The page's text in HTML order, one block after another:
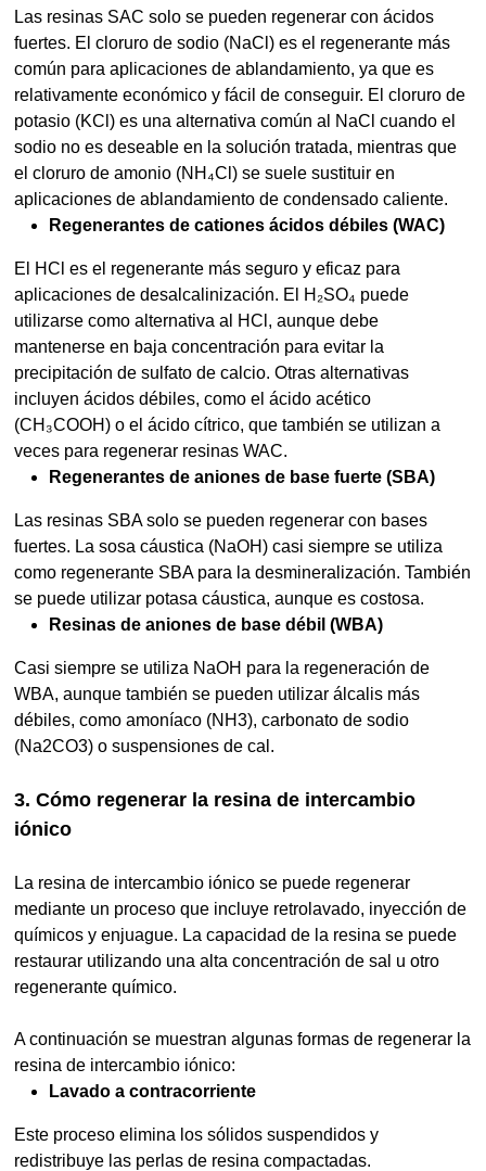
Las resinas SAC solo se pueden regenerar con ácidos
fuertes. El cloruro de sodio (NaCl) es el regenerante más
común para aplicaciones de ablandamiento, ya que es
relativamente económico y fácil de conseguir. El cloruro de
potasio (KCl) es una alternativa común al NaCl cuando el
sodio no es deseable en la solución tratada, mientras que
el cloruro de amonio (NH₄Cl) se suele sustituir en
aplicaciones de ablandamiento de condensado caliente.
Regenerantes de cationes ácidos débiles (WAC)
El HCl es el regenerante más seguro y eficaz para
aplicaciones de desalcalinización. El H₂SO₄ puede
utilizarse como alternativa al HCl, aunque debe
mantenerse en baja concentración para evitar la
precipitación de sulfato de calcio. Otras alternativas
incluyen ácidos débiles, como el ácido acético
(CH₃COOH) o el ácido cítrico, que también se utilizan a
veces para regenerar resinas WAC.
Regenerantes de aniones de base fuerte (SBA)
Las resinas SBA solo se pueden regenerar con bases
fuertes. La sosa cáustica (NaOH) casi siempre se utiliza
como regenerante SBA para la desmineralización. También
se puede utilizar potasa cáustica, aunque es costosa.
Resinas de aniones de base débil (WBA)
Casi siempre se utiliza NaOH para la regeneración de
WBA, aunque también se pueden utilizar álcalis más
débiles, como amoníaco (NH3), carbonato de sodio
(Na2CO3) o suspensiones de cal.
3. Cómo regenerar la resina de intercambio
iónico
La resina de intercambio iónico se puede regenerar
mediante un proceso que incluye retrolavado, inyección de
químicos y enjuague. La capacidad de la resina se puede
restaurar utilizando una alta concentración de sal u otro
regenerante químico.
A continuación se muestran algunas formas de regenerar la
resina de intercambio iónico:
Lavado a contracorriente
Este proceso elimina los sólidos suspendidos y
redistribuye las perlas de resina compactadas.